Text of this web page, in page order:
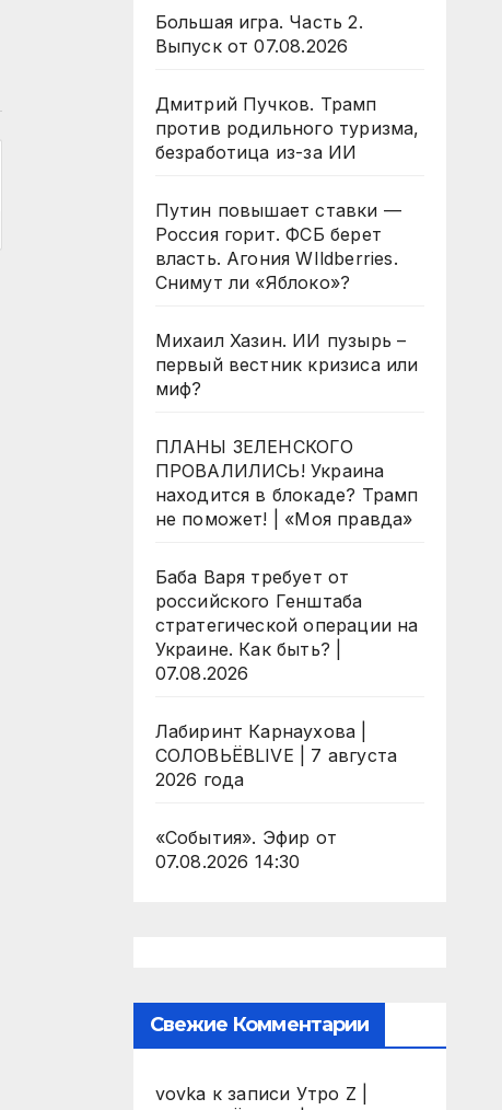
Большая игра. Часть 2.
Выпуск от 07.08.2026
Дмитрий Пучков. Трамп
против родильного туризма,
безработица из-за ИИ
Путин повышает ставки —
Россия горит. ФСБ берет
власть. Агония WIldberries.
Снимут ли «Яблоко»?
Михаил Хазин. ИИ пузырь –
первый вестник кризиса или
миф?
ПЛАНЫ ЗЕЛЕНСКОГО
ПРОВАЛИЛИСЬ! Украина
находится в блокаде? Трамп
не поможет! | «Моя правда»
Баба Варя требует от
российского Генштаба
стратегической операции на
Украине. Как быть? |
07.08.2026
Лабиринт Карнаухова |
СОЛОВЬЁВLIVE | 7 августа
2026 года
«События». Эфир от
07.08.2026 14:30
Свежие Комментарии
vovka к записи Утро Z |